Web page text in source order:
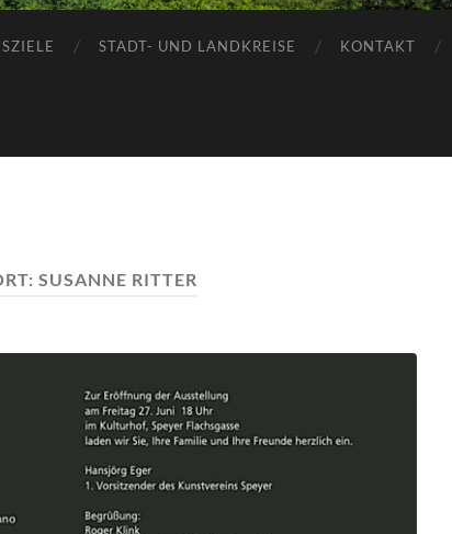
STADT- UND LANDKREISE KONTAKT
SUSANNE RITTER